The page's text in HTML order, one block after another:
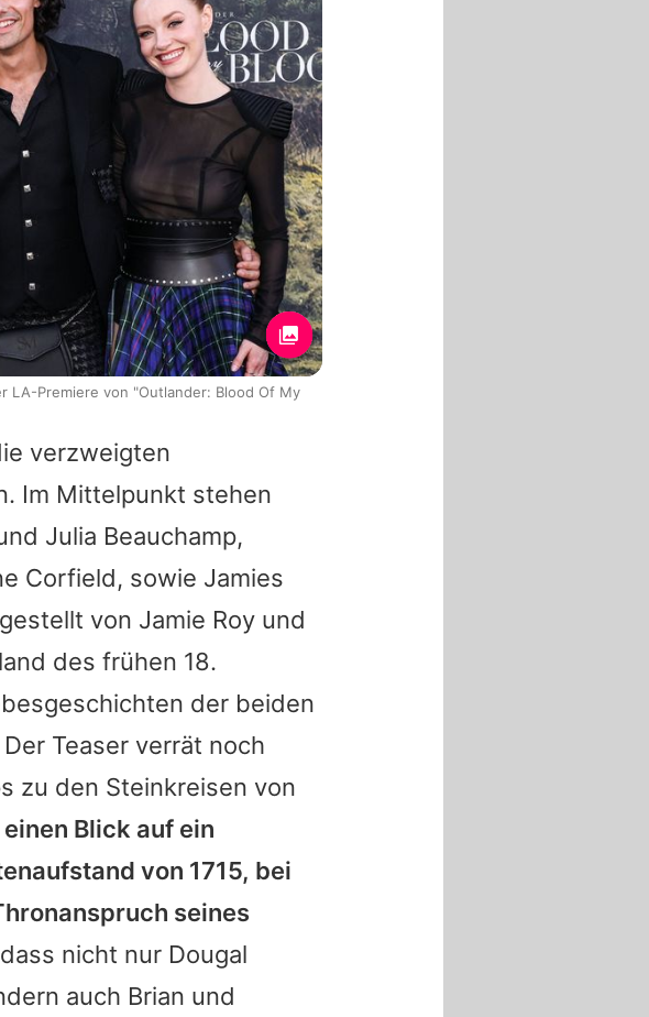
verzweigten
Im Mittelpunkt stehen
Julia Beauchamp,
Corfield, sowie Jamies
von Jamie Roy und
des frühen 18.
der beiden
Teaser verrät noch
zu den Steinkreisen von
Blick auf ein
von 1715, bei
seines
nicht nur Dougal
auch Brian und
LA-Premiere von "Outlander: Blood Of My